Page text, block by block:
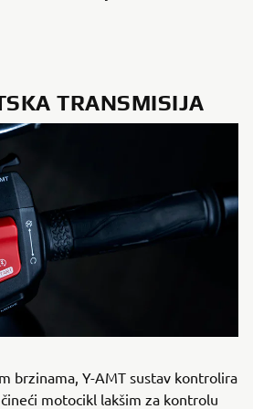
TRANSMISIJA
brzinama, Y-AMT sustav kontrolira
motocikl lakšim za kontrolu